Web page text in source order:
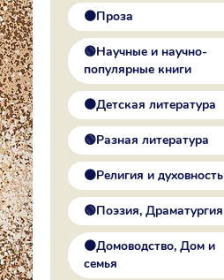
🟠Проза
🟢Научные и научно-
популярные книги
🟠Детская литература
🟢Разная литература
🟠Религия и духовность
🟢Поэзия, Драматургия
🟠Домоводство, Дом и
семья